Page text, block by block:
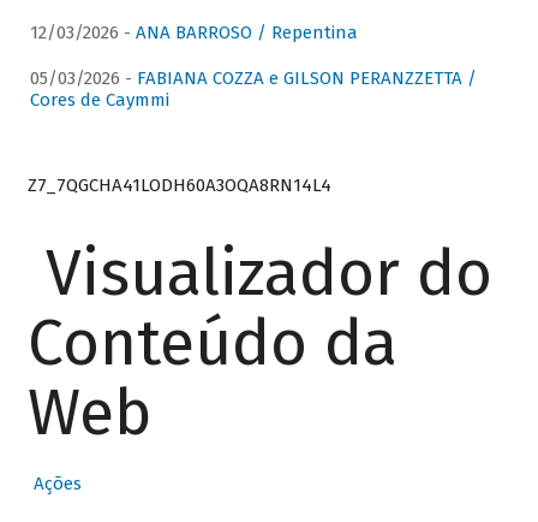
12/03/2026 - ANA BARROSO / Repentina
05/03/2026 - FABIANA COZZA e GILSON PERANZZETTA /
Cores de Caymmi
Z7_7QGCHA41LODH60A3OQA8RN14L4
Visualizador do
Conteúdo da
Web
Ações